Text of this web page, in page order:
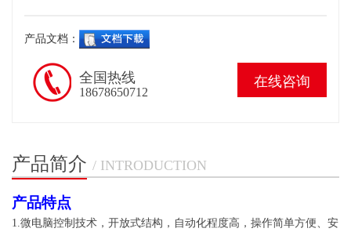
产品文档：
在线咨询
全国热线
18678650712
产品简介 / INTRODUCTION
产品特点
1. 微电脑控制技术，开放式结构，自动化程度高，操作简单方便、安